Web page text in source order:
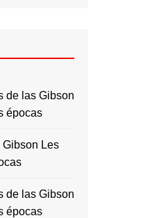
de las Gibson
épocas
Gibson Les
de las Gibson
épocas